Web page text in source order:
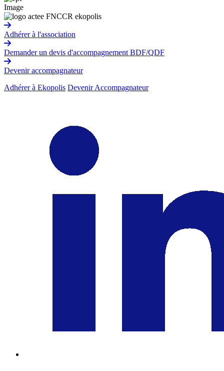
Image
Adhérer à l'association
Demander un devis d'accompagnement BDF/QDF
Devenir accompagnateur
Adhérer à Ekopolis Devenir Accompagnateur